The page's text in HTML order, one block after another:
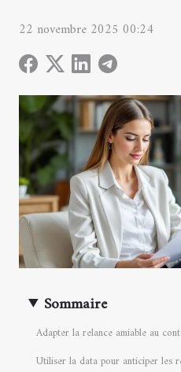
22 novembre 2025 00:24
Sommaire
Adapter la relance amiable au
Utiliser la data pour anticiper les